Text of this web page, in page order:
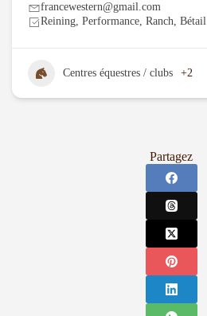
francewestern@gmail.com
Reining, Performance, Ranch, Bétail
Centres équestres / clubs +2
Partagez